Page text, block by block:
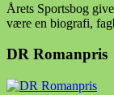
Årets Sportsbog
være en biografi,
DR Romanpris